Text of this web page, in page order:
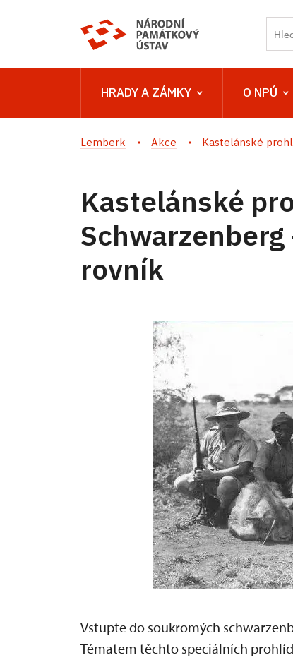
HRADY A ZÁMKY O NPÚ
Lemberk Akce Kastelánské
Kastelánské
rovník
Vstupte do soukromých
Tématem těchto speciálních